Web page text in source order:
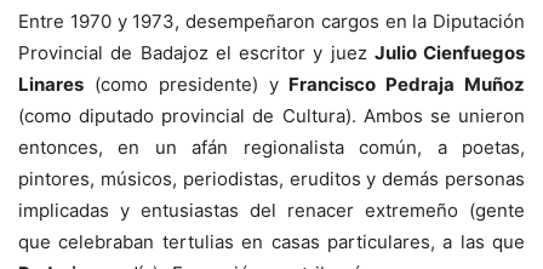
Entre 1970 y 1973, desempeñaron cargos en la Diputación
Provincial de Badajoz el escritor y juez Julio Cienfuegos
Linares (como presidente) y Francisco Pedraja Muñoz
(como diputado provincial de Cultura). Ambos se unieron
entonces, en un afán regionalista común, a poetas,
pintores, músicos, periodistas, eruditos y demás personas
implicadas y entusiastas del renacer extremeño (gente
que celebraban tertulias en casas particulares, a las que